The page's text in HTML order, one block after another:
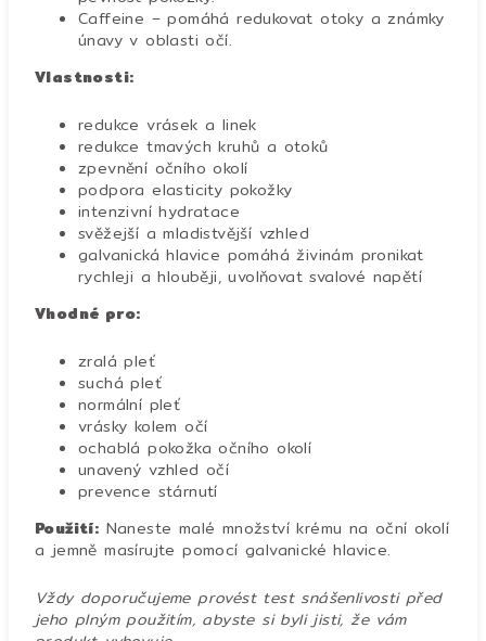
Caffeine – pomáhá redukovat otoky a známky
únavy v oblasti očí.
Vlastnosti:
redukce vrásek a linek
redukce tmavých kruhů a otoků
zpevnění očního okolí
podpora elasticity pokožky
intenzivní hydratace
svěžejší a mladistvější vzhled
galvanická hlavice pomáhá živinám pronikat
rychleji a hlouběji, uvolňovat svalové napětí
Vhodné pro:
zralá pleť
suchá pleť
normální pleť
vrásky kolem očí
ochablá pokožka očního okolí
unavený vzhled očí
prevence stárnutí
Použití: Naneste malé množství krému na oční okolí
a jemně masírujte pomocí galvanické hlavice.
Vždy doporučujeme provést test snášenlivosti před
jeho plným použitím, abyste si byli jisti, že vám